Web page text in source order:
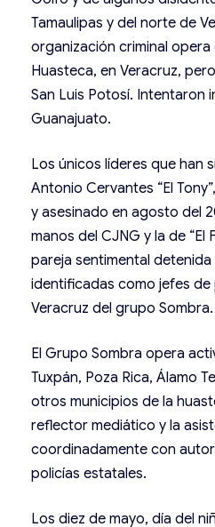
Tamaulipas y del norte de
organización criminal opera
Huasteca, en Veracruz,
San Luis Potosí. Intentaron
Guanajuato.
Los únicos líderes que han
Antonio Cervantes “El
y asesinado en agosto del
manos del CJNG y la de “El
pareja sentimental
identificadas como jefes de
Veracruz del grupo Sombra.
El Grupo Sombra opera
Tuxpán, Poza Rica, Álamo
otros municipios de la
reflector mediático y la
coordinadamente con
policías estatales.
Los diez de mayo, día del